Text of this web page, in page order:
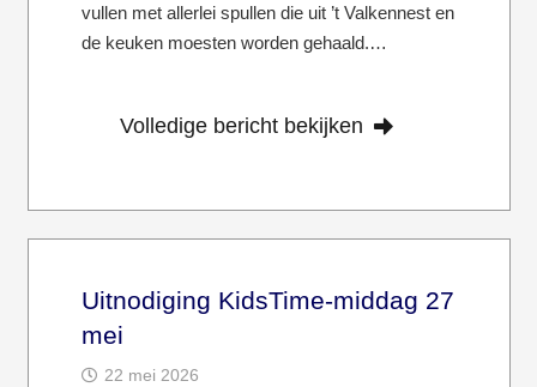
vullen met allerlei spullen die uit ’t Valkennest en
de keuken moesten worden gehaald.…
Volledige bericht bekijken
Uitnodiging KidsTime-middag 27
mei
22 mei 2026